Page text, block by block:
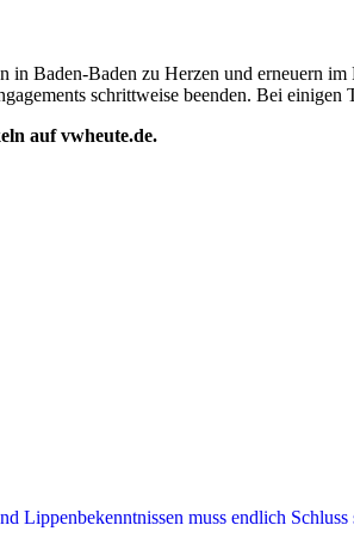
Baden-Baden zu Herzen und erneuern
schrittweise beenden. Bei einigen
auf vwheute.de.